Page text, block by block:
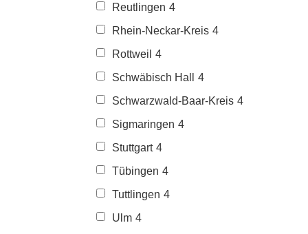
Reutlingen 4
Rhein-Neckar-Kreis 4
Rottweil 4
Schwäbisch Hall
4
Schwarzwald-Baar-Kreis 4
Sigmaringen 4
Stuttgart 4
Tübingen 4
Tuttlingen 4
Ulm 4